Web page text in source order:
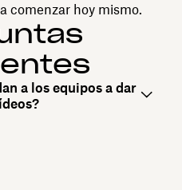
comenzar hoy mismo.
a los equipos a dar